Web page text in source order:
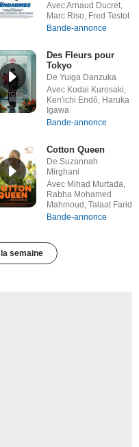
Avec Arnaud Ducret,
Marc Riso, Fred Testot
Bande-annonce
Des Fleurs pour
Tokyo
De Yuiga Danzuka
Avec Kodai Kurosaki,
Ken'ichi Endô, Haruka
Igawa
Bande-annonce
Cotton Queen
De Suzannah
Mirghani
Avec Mihad Murtada,
Rabha Mohamed
Mahmoud, Talaat Farid
Bande-annonce
semaine